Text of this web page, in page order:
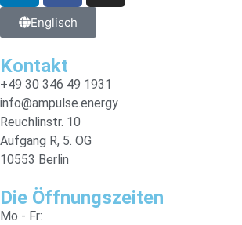
Englisch
Kontakt
+49 30 346 49 1931
info@ampulse.energy
Reuchlinstr. 10
Aufgang R, 5. OG
10553 Berlin
Die Öffnungszeiten
Mo - Fr: